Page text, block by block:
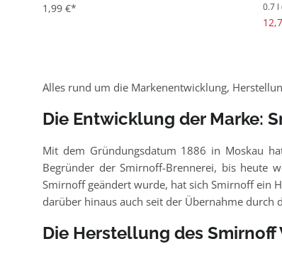
1,99 €* 0.7 l
Alles rund um die Markenentwicklung,
Die Entwicklung der Marke:
Mit dem Gründungsdatum 1886 in Moskau
Begründer der Smirnoff-Brennerei, bis heute
Smirnoff geändert wurde, hat sich Smirnoff ein
darüber hinaus auch seit der Übernahme durch
Die Herstellung des Smirnoff